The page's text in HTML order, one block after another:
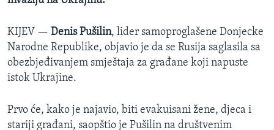
KIJEV — Denis Pušilin, lider samoproglašene Donjecke
Narodne Republike, objavio je da se Rusija saglasila sa
obezbjeđivanjem smještaja za građane koji napuste
istok Ukrajine.
Prvo će, kako je najavio, biti evakuisani žene, djeca i
stariji građani, saopštio je Pušilin na društvenim